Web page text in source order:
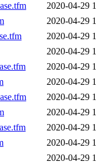
2020-04-29
2020-04-29
2020-04-29
2020-04-29
2020-04-29
2020-04-29
2020-04-29
2020-04-29
2020-04-29
2020-04-29
2020-04-29